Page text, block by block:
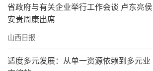
省政府与有关企业举行工作会谈 卢东亮侯
安贵周康出席
山西日报
适度多元发展：从单一资源依赖到多元业